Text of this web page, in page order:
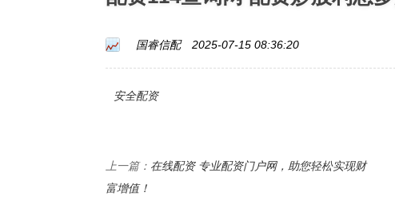
国睿信配 2025-07-15 08:36:20
安全配资
上一篇： 在线配资 专业配资门户网，助您轻松实现财
富增值！